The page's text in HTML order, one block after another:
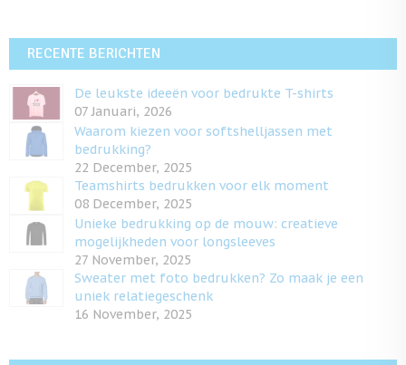
RECENTE BERICHTEN
De leukste ideeën voor bedrukte T-shirts
07 Januari, 2026
Waarom kiezen voor softshelljassen met
bedrukking?
22 December, 2025
Teamshirts bedrukken voor elk moment
08 December, 2025
Unieke bedrukking op de mouw: creatieve
mogelijkheden voor longsleeves
27 November, 2025
Sweater met foto bedrukken? Zo maak je een
uniek relatiegeschenk
16 November, 2025